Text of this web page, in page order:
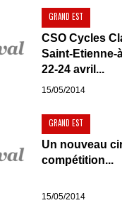
GRAND EST
CSO Cycles
Saint-Etienne-
22-24 avril...
15/05/2014
GRAND EST
Un nouveau
compétition...
15/05/2014